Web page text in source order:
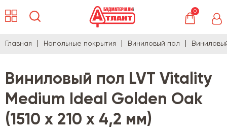
0
Главная Напольные покрытия Виниловый пол
Виниловый пол LVT Vitality
Medium Ideal Golden Oak
(1510 х 210 х 4,2 мм)